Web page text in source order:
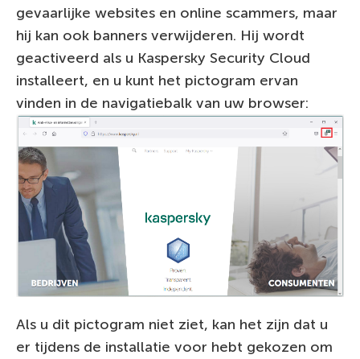
gevaarlijke websites en online scammers, maar
hij kan ook banners verwijderen. Hij wordt
geactiveerd als u Kaspersky Security Cloud
installeert, en u kunt het pictogram ervan
vinden in de navigatiebalk van uw browser:
Als u dit pictogram niet ziet, kan het zijn dat u
er tijdens de installatie voor hebt gekozen om